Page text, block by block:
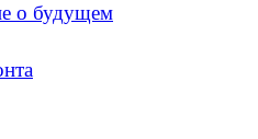
о будущем